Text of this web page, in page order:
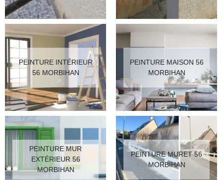
PEINTURE INTÉRIEUR
56 MORBIHAN
PEINTURE MAISON 56
MORBIHAN
PEINTURE MUR
EXTÉRIEUR 56
MORBIHAN
PEINTURE MURET 56
MORBIHAN